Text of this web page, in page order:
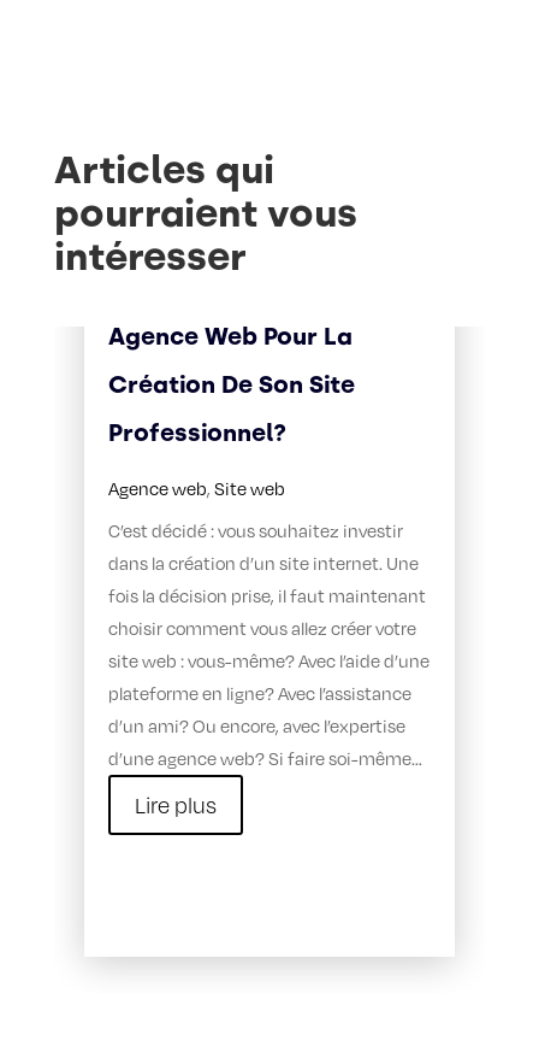
Articles qui
pourraient vous
intéresser
Agence Web Pour La
Création De Son Site
Professionnel?
Agence web, Site web
C’est décidé : vous souhaitez investir
dans la création d’un site internet. Une
fois la décision prise, il faut maintenant
choisir comment vous allez créer votre
site web : vous-même? Avec l’aide d’une
plateforme en ligne? Avec l’assistance
d’un ami? Ou encore, avec l’expertise
d’une agence web? Si faire soi-même…
Lire plus